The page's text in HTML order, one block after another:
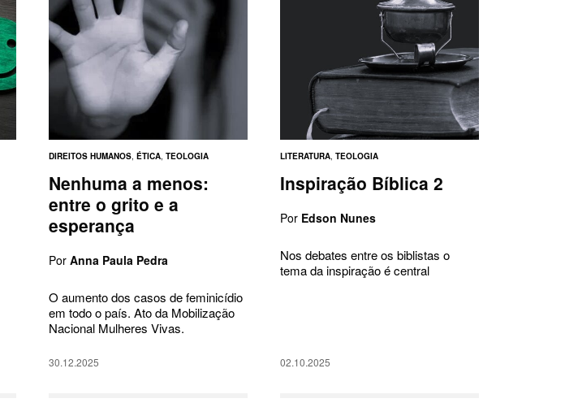
DIREITOS HUMANOS, ÉTICA, TEOLOGIA
Nenhuma a menos:
entre o grito e a
esperança
Por Anna Paula Pedra
O aumento dos casos de feminicídio
em todo o país. Ato da Mobilização
Nacional Mulheres Vivas.
30.12.2025
LITERATURA, TEOLOGIA
Inspiração Bíblica 2
Por Edson Nunes
Nos debates entre os biblistas o
tema da inspiração é central
02.10.2025